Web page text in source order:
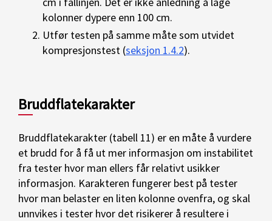
kolonner dypere enn 100 cm.
Utfør testen på samme måte som utvidet
kompresjonstest (seksjon 1.4.2).
Bruddflatekarakter
Bruddflatekarakter (tabell 11) er en måte å vurdere
et brudd for å få ut mer informasjon om instabilitet
fra tester hvor man ellers får relativt usikker
informasjon. Karakteren fungerer best på tester
hvor man belaster en liten kolonne ovenfra, og skal
unnvikes i tester hvor det risikerer å resultere i